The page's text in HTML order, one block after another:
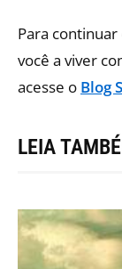
Para
você a viver
acesse o Blog
LEIA